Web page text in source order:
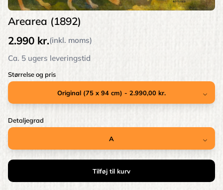
Arearea (1892)
2.990 kr.(inkl. moms)
Ca. 5 ugers leveringstid
Størrelse og pris
Detaljegrad